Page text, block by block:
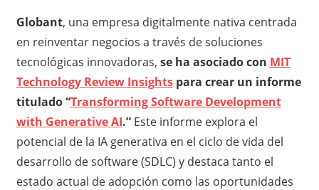
Globant, una empresa digitalmente nativa centrada
en reinventar negocios a través de soluciones
tecnológicas innovadoras, se ha asociado con MIT
Technology Review Insightspara crear un informe
titulado “Transforming Software Development
with Generative AI.” Este informe explora el
potencial de la IA generativa en el ciclo de vida del
desarrollo de software (SDLC) y destaca tanto el
estado actual de adopción como las oportunidades